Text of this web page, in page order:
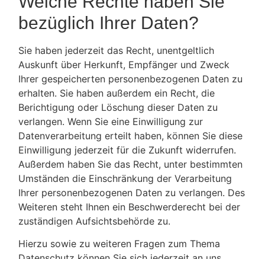
bezüglich Ihrer Daten?
Sie haben jederzeit das Recht, unentgeltlich
Auskunft über Herkunft, Empfänger und Zweck
Ihrer gespeicherten personenbezogenen Daten zu
erhalten. Sie haben außerdem ein Recht, die
Berichtigung oder Löschung dieser Daten zu
verlangen. Wenn Sie eine Einwilligung zur
Datenverarbeitung erteilt haben, können Sie diese
Einwilligung jederzeit für die Zukunft widerrufen.
Außerdem haben Sie das Recht, unter bestimmten
Umständen die Einschränkung der Verarbeitung
Ihrer personenbezogenen Daten zu verlangen. Des
Weiteren steht Ihnen ein Beschwerderecht bei der
zuständigen Aufsichtsbehörde zu.
Hierzu sowie zu weiteren Fragen zum Thema